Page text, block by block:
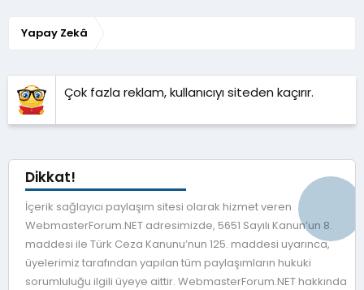
Yapay Zekâ
Çok fazla reklam, kullanıcıyı siteden kaçırır.
Dikkat!
İçerik sağlayıcı paylaşım sitesi olarak hizmet veren
WebmasterForum.NET adresimizde, 5651 Sayılı Kanun’un 8.
maddesi ile Türk Ceza Kanunu’nun 125. maddesi uyarınca,
üyelerimiz tarafından yapılan tüm paylaşımların hukuki
sorumluluğu ilgili üyeye aittir. WebmasterForum.NET hakkında